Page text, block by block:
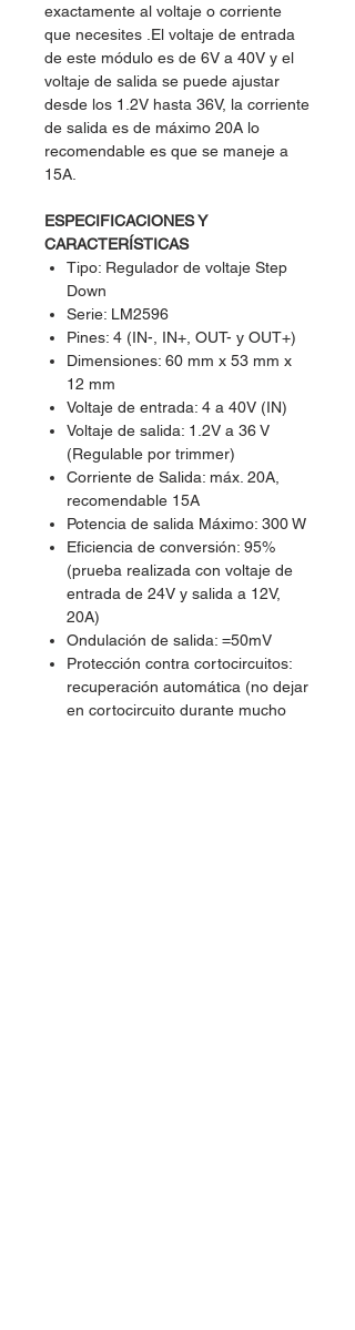
exactamente al voltaje o corriente
que necesites .El voltaje de entrada
de este módulo es de 6V a 40V y el
voltaje de salida se puede ajustar
desde los 1.2V hasta 36V, la corriente
de salida es de máximo 20A lo
recomendable es que se maneje a
15A.
ESPECIFICACIONES Y
CARACTERÍSTICAS
Tipo: Regulador de voltaje Step
Down
Serie: LM2596
Pines: 4 (IN-, IN+, OUT- y OUT+)
Dimensiones: 60 mm x 53 mm x
12 mm
Voltaje de entrada: 4 a 40V (IN)
Voltaje de salida: 1.2V a 36 V
(Regulable por trimmer)
Corriente de Salida: máx. 20A,
recomendable 15A
Potencia de salida Máximo: 300 W
Eficiencia de conversión: 95%
(prueba realizada con voltaje de
entrada de 24V y salida a 12V,
20A)
Ondulación de salida: =50mV
Protección contra cortocircuitos:
recuperación automática (no dejar
en cortocircuito durante mucho